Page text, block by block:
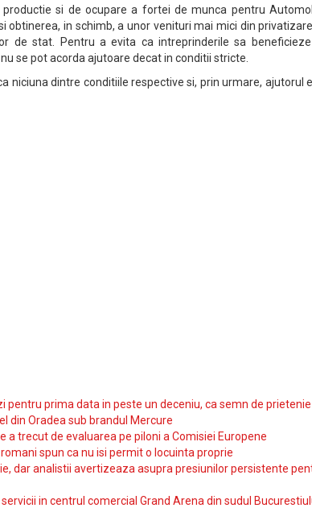
si de ocupare a fortei de munca pentru
obtinerea, in schimb, a unor venituri mai mici din
de stat. Pentru a evita ca intreprinderile sa
se pot acorda ajutoare decat in conditii stricte.
niciuna dintre conditiile respective si, prin urmare, ajutorul
pentru prima data in peste un deceniu, ca semn de prietenie
din Oradea sub brandul Mercure
a trecut de evaluarea pe piloni a Comisiei Europene
spun ca nu isi permit o locuinta proprie
dar analistii avertizeaza asupra presiunilor persistente
servicii in centrul comercial Grand Arena din sudul